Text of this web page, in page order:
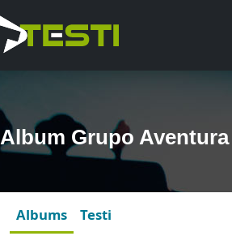
Album Grupo Aventura
Albums Testi